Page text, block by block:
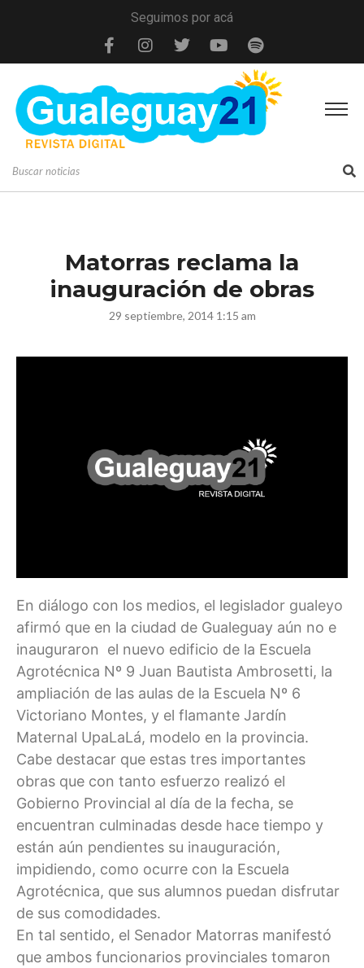
Seguimos por acá
Matorras reclama la
inauguración de obras
29 septiembre, 2014 1:15 am
En diálogo con los medios, el legislador gualeyo
afirmó que en la ciudad de Gualeguay aún no e
inauguraron el nuevo edificio de la Escuela
Agrotécnica Nº 9 Juan Bautista Ambrosetti, la
ampliación de las aulas de la Escuela Nº 6
Victoriano Montes, y el flamante Jardín
Maternal UpaLaLá, modelo en la provincia.
Cabe destacar que estas tres importantes
obras que con tanto esfuerzo realizó el
Gobierno Provincial al día de la fecha, se
encuentran culminadas desde hace tiempo y
están aún pendientes su inauguración,
impidiendo, como ocurre con la Escuela
Agrotécnica, que sus alumnos puedan disfrutar
de sus comodidades.
En tal sentido, el Senador Matorras manifestó
que ambos funcionarios provinciales tomaron